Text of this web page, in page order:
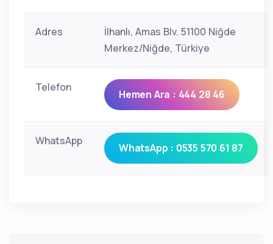
Adres
İlhanlı, Amas Blv. 51100 Niğde
Merkez/Niğde, Türkiye
Telefon
Hemen Ara : 444 28 46
WhatsApp
WhatsApp : 0535 570 61 87